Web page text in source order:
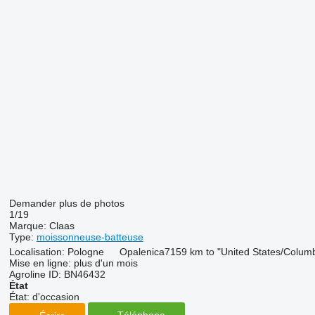
Demander plus de photos
1/19
Marque: Claas
Type: moissonneuse-batteuse
Localisation: Pologne Opalenica7159 km to "United States/
Mise en ligne: plus d'un mois
Agroline ID: BN46432
État
État: d'occasion